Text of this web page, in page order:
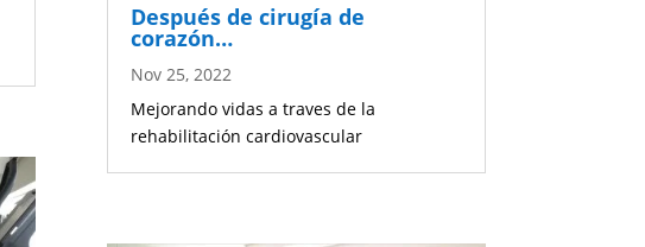
Después de cirugía de
corazón…
Nov 25, 2022
Mejorando vidas a traves de la
rehabilitación cardiovascular